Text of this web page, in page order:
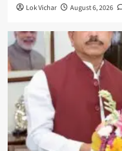
Lok Vichar August 6, 2026